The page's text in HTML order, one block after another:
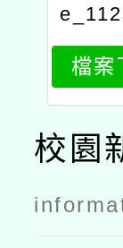
檔案
校園